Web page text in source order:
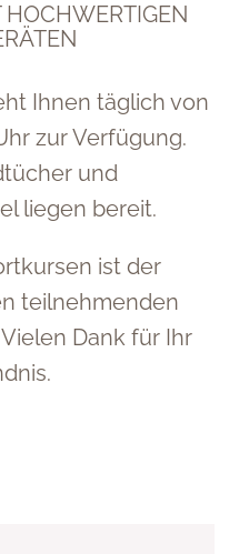
HOCHWERTIGEN
Ihnen täglich von
zur Verfügung.
und
liegen bereit.
ist der
teilnehmenden
Dank für Ihr